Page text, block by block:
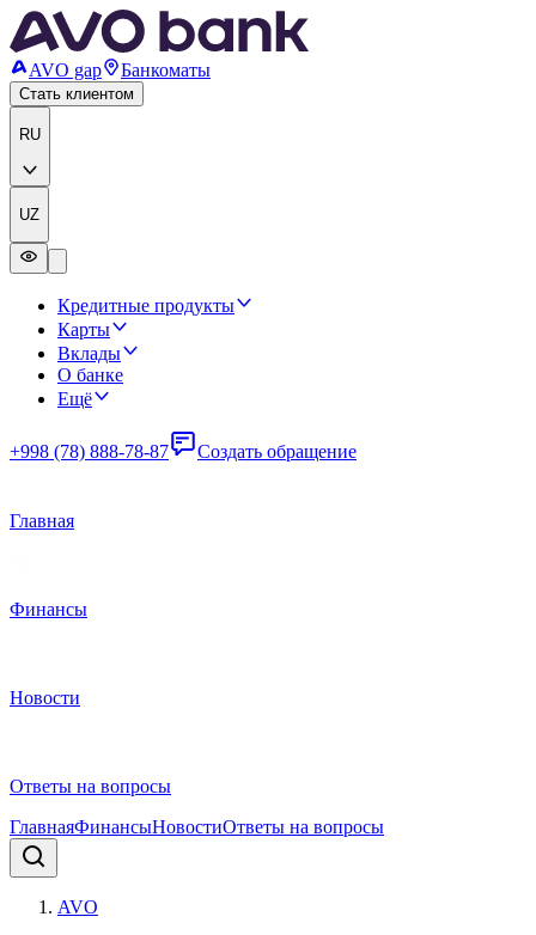
AVO gap Банкоматы
Стать клиентом
RU
UZ
Кредитные продукты
Карты
Вклады
О банке
Ещё
+998 (78) 888-78-87 Создать обращение
Главная
Финансы
Новости
Ответы на вопросы
ГлавнаяФинансыНовостиОтветы на вопросы
AVO